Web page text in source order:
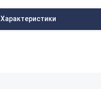
Характеристики